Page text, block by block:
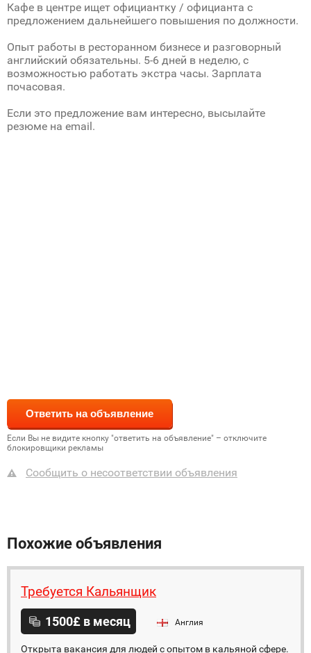
Кафе в центре ищет официантку / официанта с
предложением дальнейшего повышения по должности.
Опыт работы в ресторанном бизнесе и разговорный
английский обязательны. 5-6 дней в неделю, с
возможностью работать экстра часы. Зарплата
почасовая.
Если это предложение вам интересно, высылайте
резюме на email.
Если Вы не видите кнопку "ответить на объявление" – отключите
блокировщики рекламы
Сообщить о несоответствии объявления
Похожие объявления
Требуется Кальянщик
1500£ в месяц Англия
Открыта вакансия для людей с опытом в кальяной сфере.